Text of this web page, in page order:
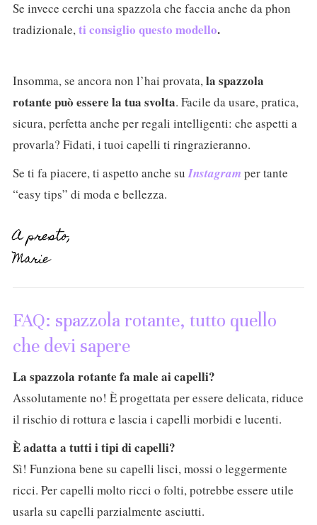
Se invece cerchi una spazzola che faccia anche da phon
tradizionale,ti consiglio questo modello.
Insomma, se ancora non l’hai provata,la spazzola
rotante può essere la tua svolta. Facile da usare, pratica,
sicura, perfetta anche per regali intelligenti: che aspetti a
provarla? Fidati, i tuoi capelli ti ringrazieranno.
Se ti fa piacere, ti aspetto anche suInstagram per tante
“easy tips” di moda e bellezza.
A presto,
Marie
FAQ: spazzola rotante, tutto quello
che devi sapere
La spazzola rotante fa male ai capelli?
Assolutamente no! È progettata per essere delicata, riduce
il rischio di rottura e lascia i capelli morbidi e lucenti.
È adatta a tutti i tipi di capelli?
Sì! Funziona bene su capelli lisci, mossi o leggermente
ricci. Per capelli molto ricci o folti, potrebbe essere utile
usarla su capelli parzialmente asciutti.